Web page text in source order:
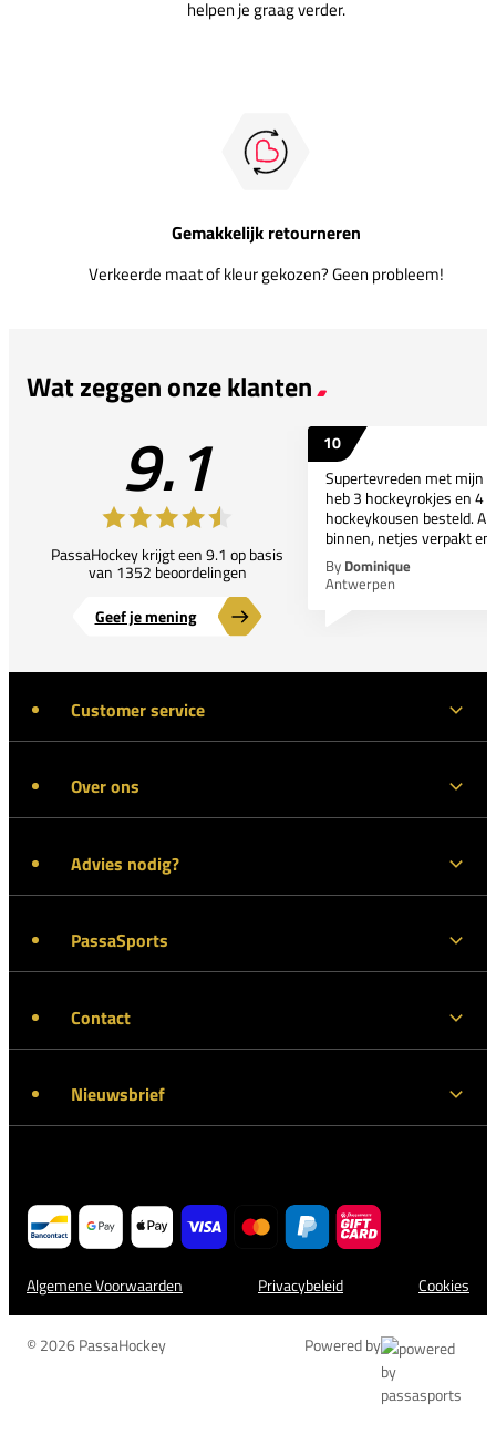
helpen je graag verder.
Gemakkelijk retourneren
Verkeerde maat of kleur gekozen? Geen probleem!
Wat zeggen onze klanten
9.1
PassaHockey krijgt een 9.1 op basis
van 1352 beoordelingen
Geef je mening
10
Supertevreden met mijn
heb 3 hockeyrokjes en 4
hockeykousen besteld.
binnen, netjes verpakt
By Dominique
Antwerpen
Customer service
Over ons
Advies nodig?
PassaSports
Contact
Nieuwsbrief
Algemene Voorwaarden Privacybeleid Cookies
© 2026 PassaHockey Powered by